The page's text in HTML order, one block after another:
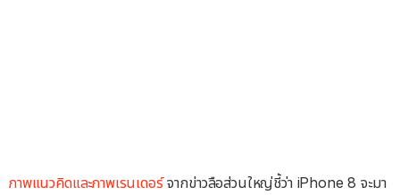
ภาพแนวคิดและภาพเรนเดอร์จากข่าวลือส่วนใหญ่ชี้ว่า iPhone 8 จะมา